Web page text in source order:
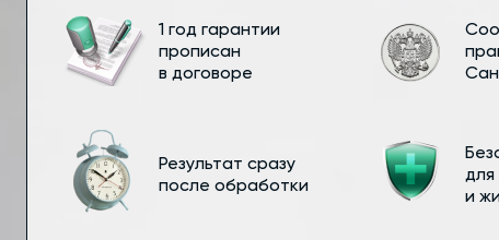
1 год гарантии
прописан
в договоре
Результат сразу
после обработки
для
и